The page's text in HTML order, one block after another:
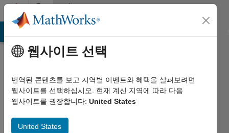
콘텐츠로 바로 가기
Community
Profile
TADA
Last
웹사이트 선택
번역된 콘텐츠를 보고 지역별 이벤트와 혜택을 살펴보려면
웹사이트를 선택하십시오. 현재 계신 지역에 따라 다음
웹사이트를 권장합니다: United States
United States